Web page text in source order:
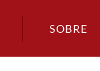
SOBRE